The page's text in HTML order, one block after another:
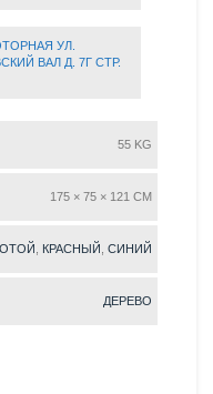
УЛ.
ВАЛ Д. 7Г СТР.
55 KG
175 × 75 × 121 CM
КРАСНЫЙ СИНИЙ
ДЕРЕВО